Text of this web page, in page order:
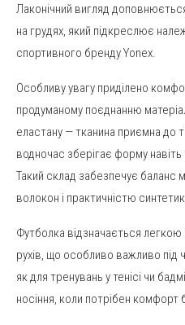
Лаконічний вигляд
на грудях, який підкреслює
спортивного бренду Yonex.
Особливу увагу приділено
продуманому поєднанню
еластану — тканина приємна до
водночас зберігає форму
Такий склад забезпечує баланс
волокон і практичністю
Футболка відзначається
рухів, що особливо важливо під
як для тренувань у тенісі чи
носіння, коли потрібен комфорт